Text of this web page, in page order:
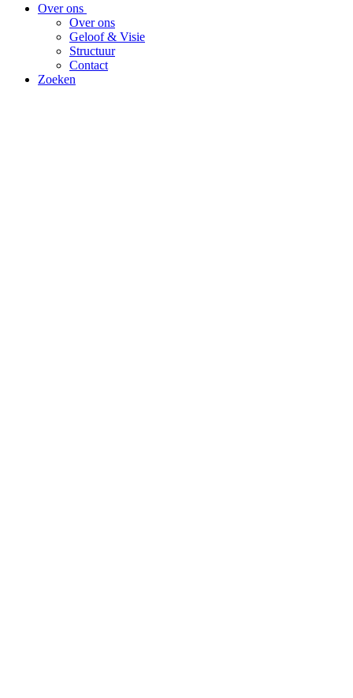
Over ons
Over ons
Geloof & Visie
Structuur
Contact
Zoeken